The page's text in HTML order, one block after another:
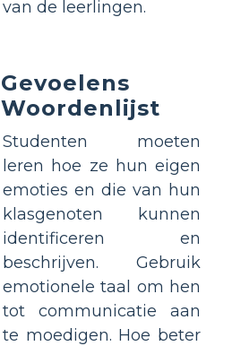
van de leerlingen.
Gevoelens
Woordenlijst
Studenten moeten
leren hoe ze hun eigen
emoties en die van hun
klasgenoten kunnen
identificeren en
beschrijven. Gebruik
emotionele taal om hen
tot communicatie aan
te moedigen. Hoe beter